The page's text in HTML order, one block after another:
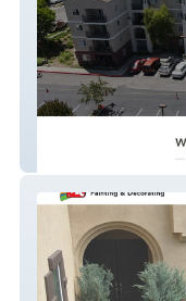
Xander's Specialists